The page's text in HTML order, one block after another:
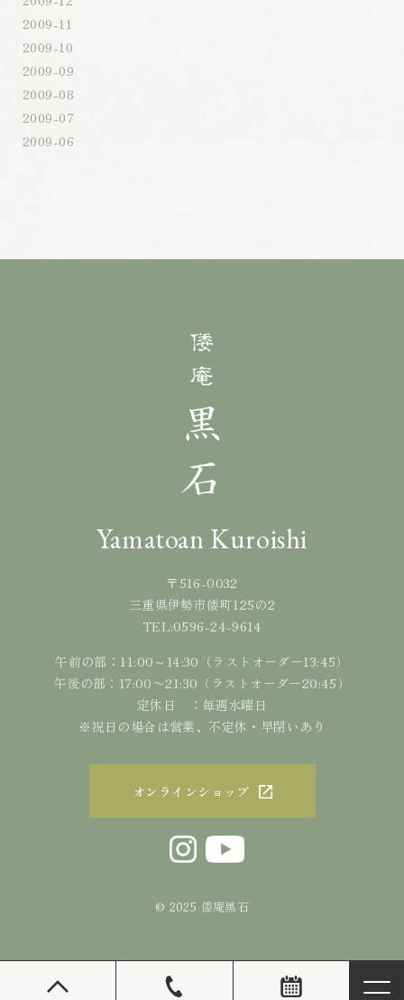
2009-11
2009-10
2009-09
2009-08
2009-07
2009-06
Yamatoan Kuroishi
〒516-0032
三重県伊勢市倭町125の2
TEL:0596-24-9614
午前の部：11:00～14:30（ラストオーダー13:45）
午後の部：17:00〜21:30（ラストオーダー20:45）
定休日 ：毎週水曜日
※祝日の場合は営業、不定休・早閉いあり
オンラインショップ
© 2025 倭庵黒石